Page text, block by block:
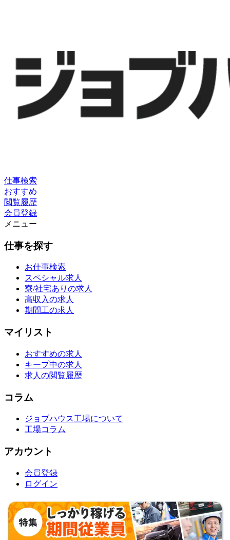
仕事検索
おすすめ
閲覧履歴
会員登録
メニュー
仕事を探す
お仕事検索
スペシャル求人
寮/社宅ありの求人
高収入の求人
期間工の求人
マイリスト
おすすめの求人
キープ中の求人
求人の閲覧履歴
コラム
ジョブハウス工場について
工場コラム
アカウント
会員登録
ログイン